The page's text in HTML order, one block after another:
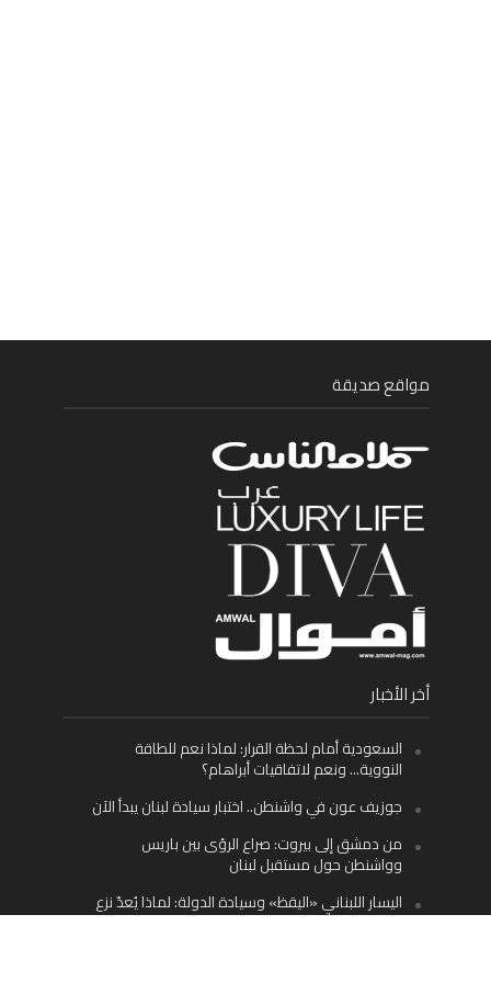
مواقع صديقة
أخر الأخبار
السعودية أمام لحظة القرار: لماذا نعم للطاقة
النووية… ونعم لاتفاقيات أبراهام؟
جوزيف عون في واشنطن.. اختبار سيادة لبنان يبدأ الآن
من دمشق إلى بيروت: صراع الرؤى بين باريس
وواشنطن حول مستقبل لبنان
اليسار اللبناني «اليقظ» وسيادة الدولة: لماذا يُعدّ نزع
سلاح حزب الله الطريق الوحيد إلى مستقبل لبنان؟